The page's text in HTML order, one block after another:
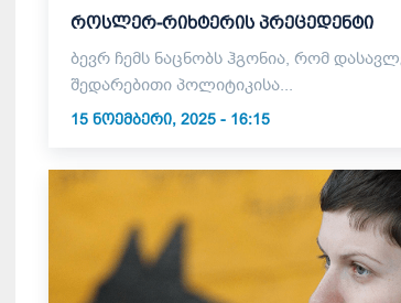
როსლერ-რიხტერის პრეცედენტი
ბევრ ჩემს ნაცნობს ჰგონია, რომ
შედარებითი პოლიტიკისა...
15 ᲜᲝᲔᲛᲑᲔᲠᲘ, 2025 - 16:15